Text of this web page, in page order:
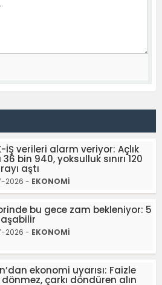
İŞ verileri alarm veriyor: Açlık
36 bin 940, yoksulluk sınırı 120
aştı
2026 - EKONOMİ
bu gece zam bekleniyor: 5
aşabilir
2026 - EKONOMİ
ekonomi uyarısı: Faizle
çarkı döndüren alın